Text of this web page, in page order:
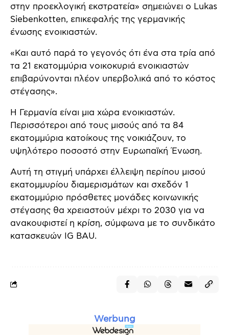
στην προεκλογική εκστρατεία» σημειώνει ο Lukas
Siebenkotten, επικεφαλής της γερμανικής
ένωσης ενοικιαστών.
«Και αυτό παρά το γεγονός ότι ένα στα τρία από
τα 21 εκατομμύρια νοικοκυριά ενοικιαστών
επιβαρύνονται πλέον υπερβολικά από το κόστος
στέγασης».
Η Γερμανία είναι μια χώρα ενοικιαστών.
Περισσότεροι από τους μισούς από τα 84
εκατομμύρια κατοίκους της νοικιάζουν, το
υψηλότερο ποσοστό στην Ευρωπαϊκή Ένωση.
Αυτή τη στιγμή υπάρχει έλλειψη περίπου μισού
εκατομμυρίου διαμερισμάτων και σχεδόν 1
εκατομμύριο πρόσθετες μονάδες κοινωνικής
στέγασης θα χρειαστούν μέχρι το 2030 για να
ανακουφιστεί η κρίση, σύμφωνα με το συνδικάτο
κατασκευών IG BAU.
Werbung